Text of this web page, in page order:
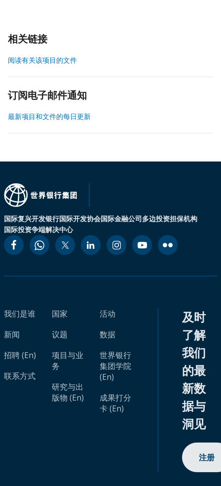
相关链接
阅读有关该项目的文件
订阅电子邮件通知
最新项目和文件的每日更新
国际复兴开发银行国际开发协会国际金融公司多边投资担保机构
国际投资争端解决中心
我们是谁
新闻
招聘 (En)
联系方式
国家
议题
项目与业
务
研究与出
版物 (En)
活动
数据
世界银行
集团学院
(En)
成果打分
卡 (En)
及时
了解
我们
的最
新数
据与
洞见
注册